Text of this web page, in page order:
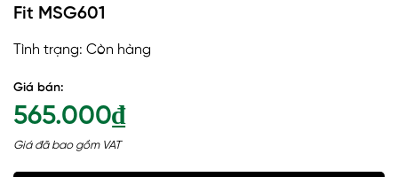
Fit MSG601
Tình trạng: Còn hàng
Giá bán:
565.000₫
Giá đã bao gồm VAT